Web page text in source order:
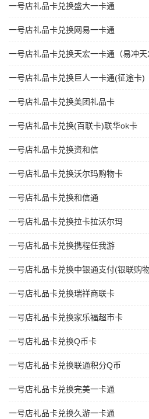
一号店礼品卡兑换盛大一卡通
一号店礼品卡兑换网易一卡通
一号店礼品卡兑换天宏一卡通（易冲天
一号店礼品卡兑换巨人一卡通(征途卡)
一号店礼品卡兑换美团礼品卡
一号店礼品卡兑换(百联卡)联华ok卡
一号店礼品卡兑换资和信
一号店礼品卡兑换沃尔玛购物卡
一号店礼品卡兑换和信通
一号店礼品卡兑换拉卡拉沃尔玛
一号店礼品卡兑换携程任我游
一号店礼品卡兑换中银通支付(银联购
一号店礼品卡兑换瑞祥商联卡
一号店礼品卡兑换家乐福超市卡
一号店礼品卡兑换Q币卡
一号店礼品卡兑换联通积分Q币
一号店礼品卡兑换完美一卡通
一号店礼品卡兑换久游一卡通